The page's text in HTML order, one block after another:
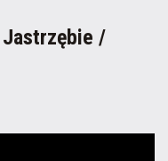
Jastrzębie /